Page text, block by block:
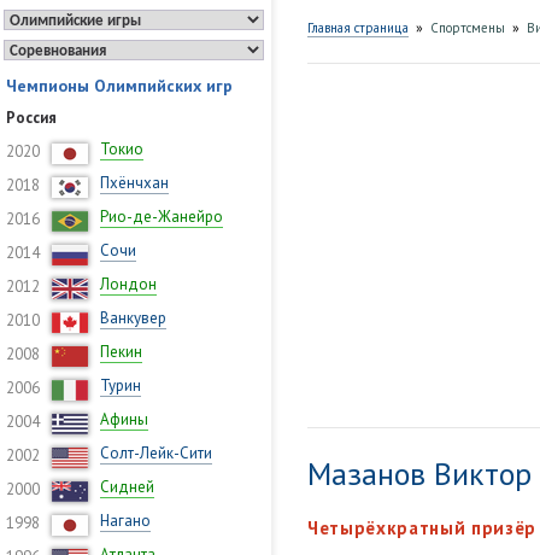
Чемпионы Олимпийских игр
Россия
2020
Токио
2018
Пхёнчхан
2016
Рио-де-Жанейро
2014
Сочи
2012
Лондон
2010
Ванкувер
2008
Пекин
2006
Турин
2004
Афины
2002
Солт-Лейк-Сити
2000
Сидней
1998
Нагано
Главная страница » Спортсмены »
Мазанов Виктор
Четырёхкратный